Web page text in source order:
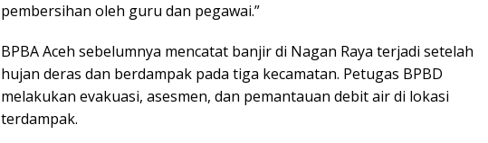
pembersihan oleh guru dan pegawai.”
BPBA Aceh sebelumnya mencatat banjir di Nagan Raya terjadi setelah
hujan deras dan berdampak pada tiga kecamatan. Petugas BPBD
melakukan evakuasi, asesmen, dan pemantauan debit air di lokasi
terdampak.